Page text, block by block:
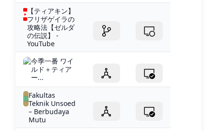
【ティアキン】
フリザゲイラの
攻略法【ゼルダ
の伝説】 -
YouTube
今季一番 ワイ
ルド＋ティア
ー...
Fakultas
Teknik Unsoed
– Berbudaya
Mutu